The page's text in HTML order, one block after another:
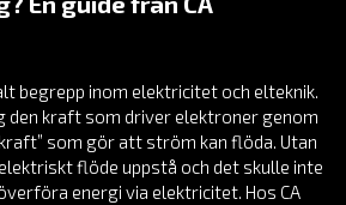
begrepp inom elektricitet och elteknik.
den kraft som driver elektroner genom
som gör att ström kan flöda. Utan
flöde uppstå och det skulle inte
energi via elektricitet. Hos CA